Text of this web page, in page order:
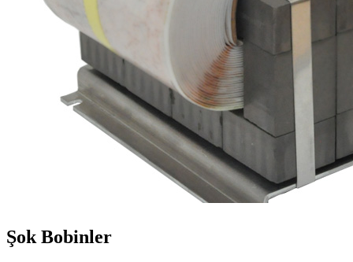
Şok Bobinler